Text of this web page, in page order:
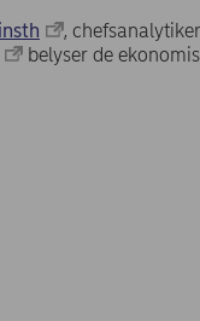
,
belyser de